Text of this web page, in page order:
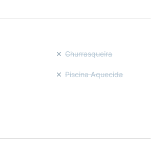
Churrasqueira
Piscina Aquecida